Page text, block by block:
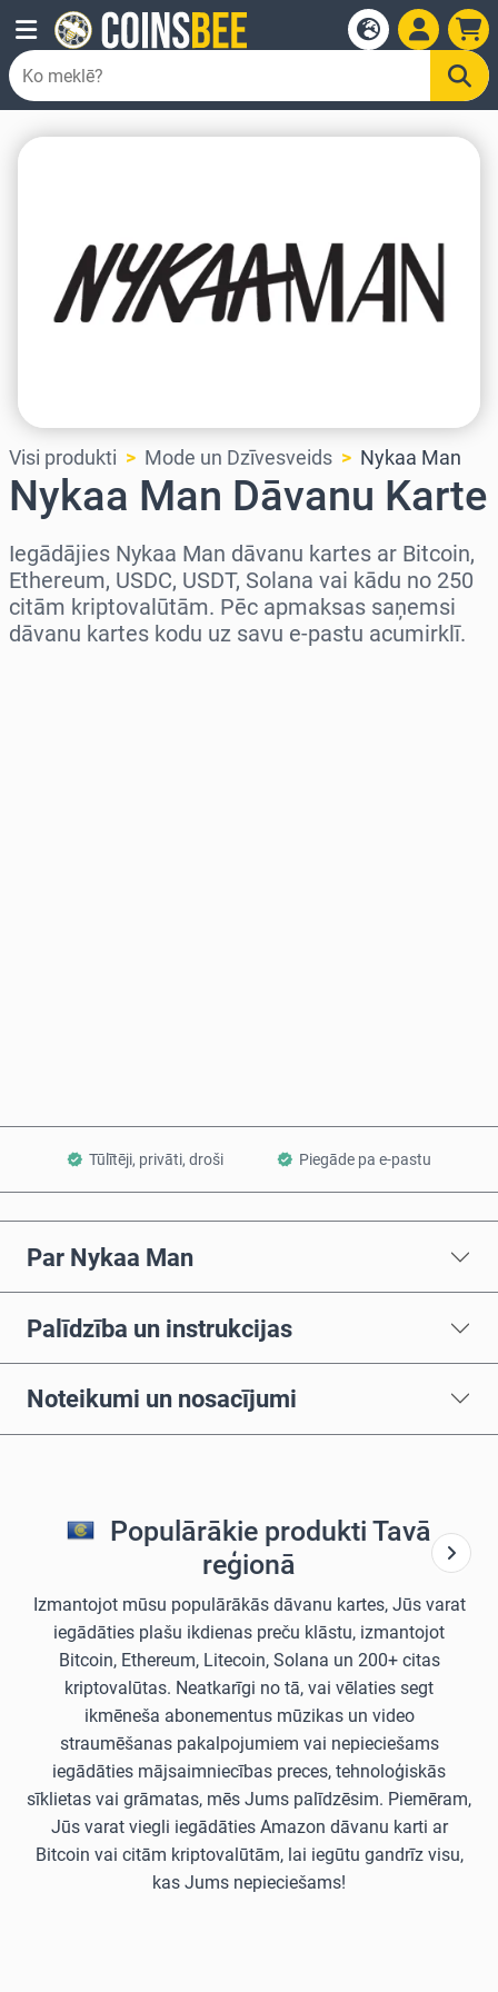
Visi produkti Mode un Dzīvesveids Nykaa Man
Nykaa Man Dāvanu Karte
Iegādājies Nykaa Man dāvanu kartes ar Bitcoin,
Ethereum, USDC, USDT, Solana vai kādu no 250
citām kriptovalūtām. Pēc apmaksas saņemsi
dāvanu kartes kodu uz savu e-pastu acumirklī.
Tūlītēji, privāti, droši Piegāde pa e-pastu
Par Nykaa Man
Palīdzība un instrukcijas
Noteikumi un nosacījumi
Populārākie produkti Tavā
reģionā
Izmantojot mūsu populārākās dāvanu kartes, Jūs varat
iegādāties plašu ikdienas preču klāstu, izmantojot
Bitcoin, Ethereum, Litecoin, Solana un 200+ citas
kriptovalūtas. Neatkarīgi no tā, vai vēlaties segt
ikmēneša abonementus mūzikas un video
straumēšanas pakalpojumiem vai nepieciešams
iegādāties mājsaimniecības preces, tehnoloģiskās
sīklietas vai grāmatas, mēs Jums palīdzēsim. Piemēram,
Jūs varat viegli iegādāties Amazon dāvanu karti ar
Bitcoin vai citām kriptovalūtām, lai iegūtu gandrīz visu,
kas Jums nepieciešams!